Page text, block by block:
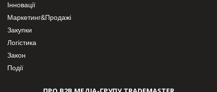
Інновації
Маркетинг&Продажі
Закупки
Логістика
Закон
Події